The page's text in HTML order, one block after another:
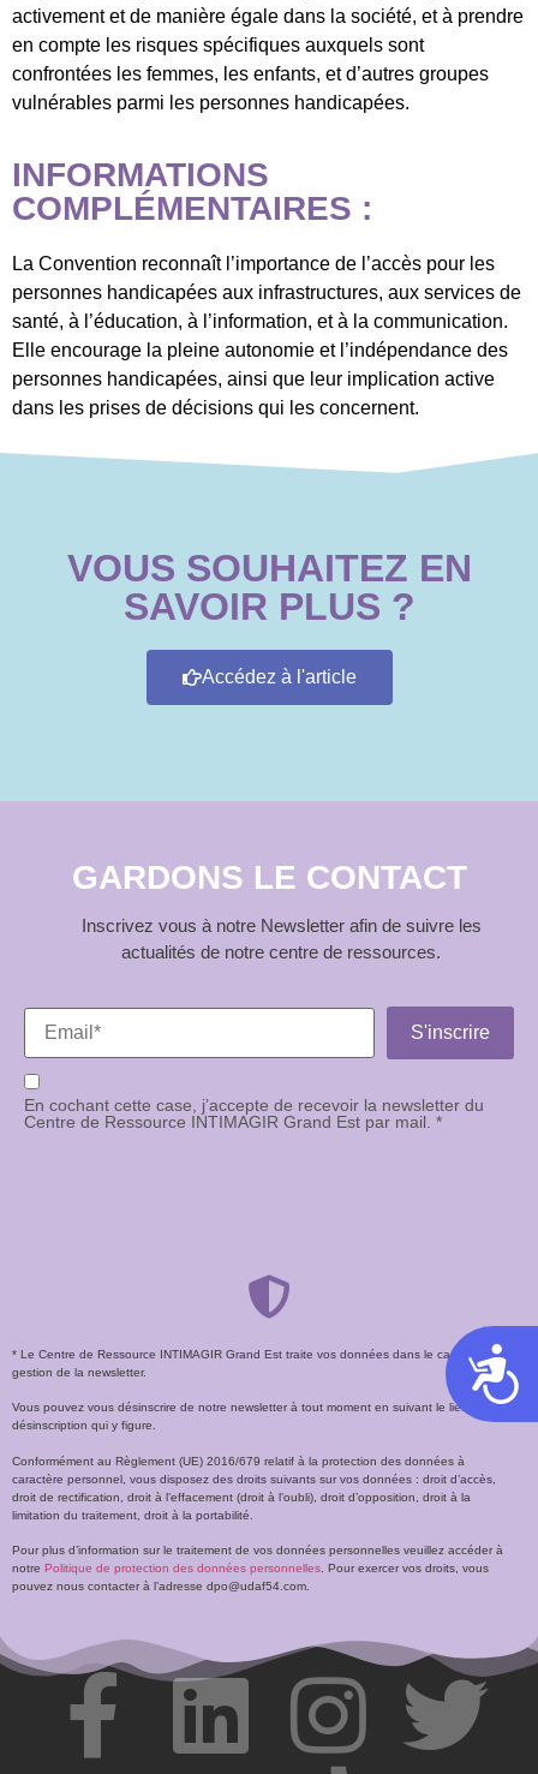
activement et de manière égale dans la société, et à prendre
en compte les risques spécifiques auxquels sont
confrontées les femmes, les enfants, et d’autres groupes
vulnérables parmi les personnes handicapées.
INFORMATIONS
COMPLÉMENTAIRES :
La Convention reconnaît l’importance de l’accès pour les
personnes handicapées aux infrastructures, aux services de
santé, à l’éducation, à l’information, et à la communication.
Elle encourage la pleine autonomie et l’indépendance des
personnes handicapées, ainsi que leur implication active
dans les prises de décisions qui les concernent.
VOUS SOUHAITEZ EN
SAVOIR PLUS ?
Accédez à l'article
GARDONS LE CONTACT
Inscrivez vous à notre Newsletter afin de suivre les
actualités de notre centre de ressources.
En cochant cette case, j’accepte de recevoir la newsletter du
Centre de Ressource INTIMAGIR Grand Est par mail. *
* Le Centre de Ressource INTIMAGIR Grand Est traite vos données dans le cadre de la
gestion de la newsletter.
Vous pouvez vous désinscrire de notre newsletter à tout moment en suivant le lien de
désinscription qui y figure.
Conformément au Règlement (UE) 2016/679 relatif à la protection des données à
caractère personnel, vous disposez des droits suivants sur vos données : droit d’accès,
droit de rectification, droit à l’effacement (droit à l’oubli), droit d’opposition, droit à la
limitation du traitement, droit à la portabilité.
Pour plus d’information sur le traitement de vos données personnelles veuillez accéder à
notre Politique de protection des données personnelles . Pour exercer vos droits, vous
pouvez nous contacter à l’adresse dpo@udaf54.com.